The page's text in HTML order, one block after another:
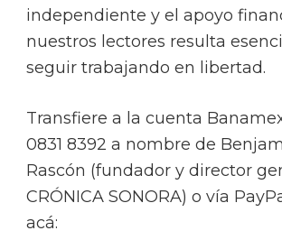
independiente y el apoyo
nuestros lectores resulta
seguir trabajando en libertad.
Transfiere a la cuenta
0831 8392 a nombre de
Rascón (fundador y director
CRÓNICA SONORA) o vía
acá: